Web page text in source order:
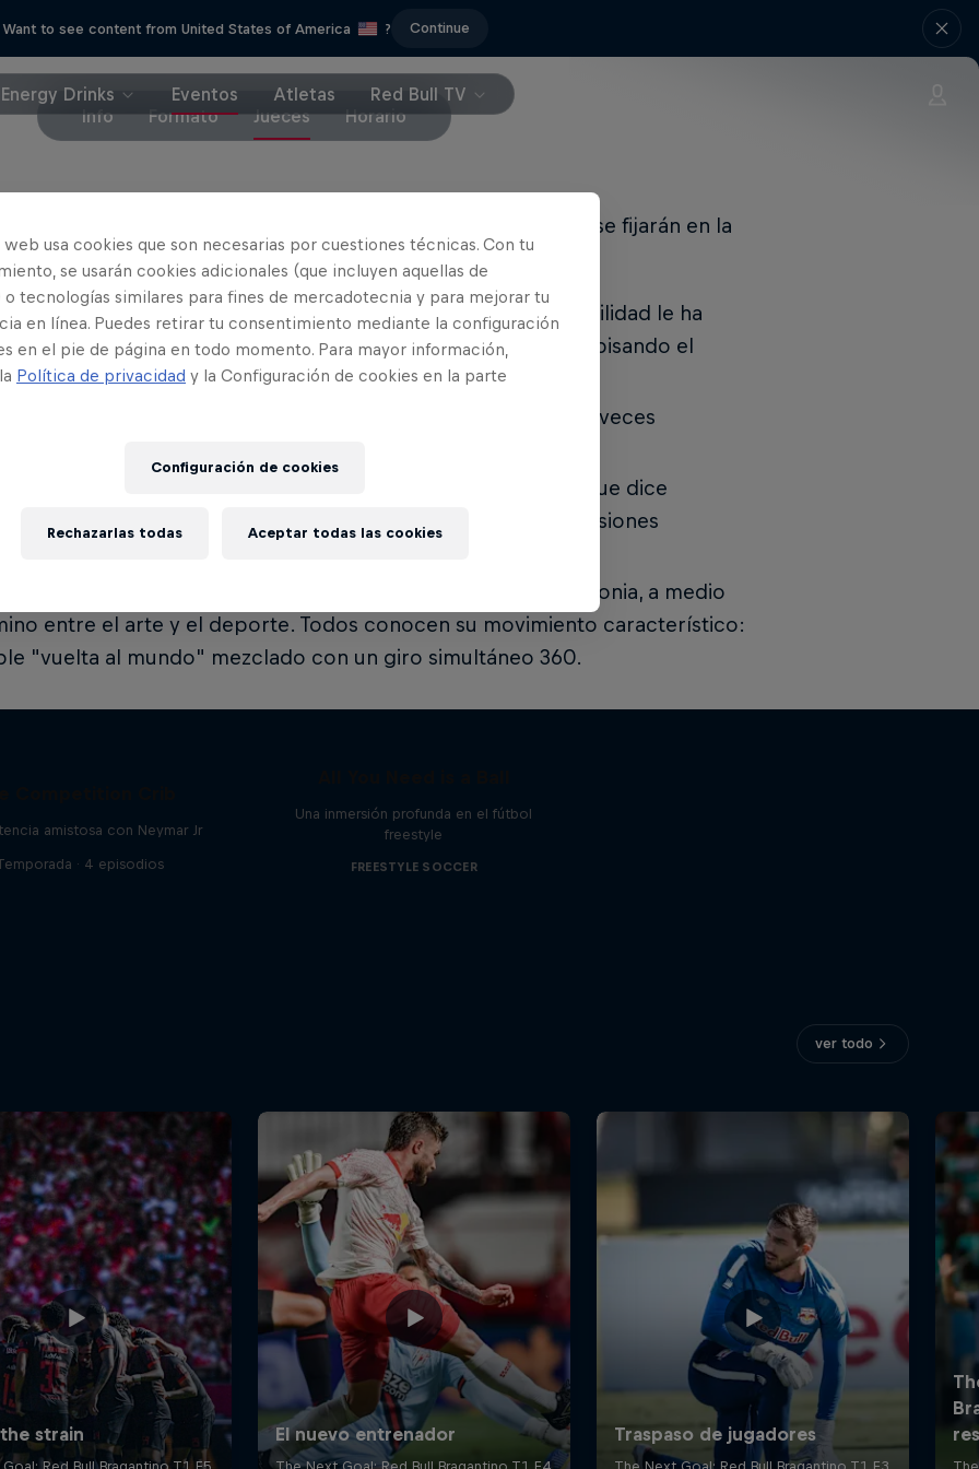
Want to see content from United States of America ? Continue
Energy Drinks Eventos Atletas
Red Bull TV
Info
Formato Jueces Horario
de la Final Mundial del 2021 del Red Bull Street Style y que se fijarán en la
dificultad y originalidad son:
Sanz( @javifreestyler
): Futbolista freestyle español cuya habilidad le ha
a actuar en la Champions League o el Mundial de fútbol, pisando el
de estadios como el Camp Nou o el Santiago Bernabéu.
): Jugadora húngara que ha llegado a ser 4 veces
): Tiene en su brazo un tatuaje que dice
así que hay poco que añadir. Ha sido en múltiples ocasiones
): Uno de los primeros freestylers de Polonia, a medio
entre el arte y el deporte. Todos conocen su movimiento característico:
"vuelta al mundo" mezclado con un giro simultáneo 360.
amistosa con Neymar Jr
· 4 episodios
Una inmersión profunda en el fútbol
freestyle
FREESTYLE SOCCER
ver todo
web usa cookies que son necesarias por cuestiones técnicas. Con tu
se usarán cookies adicionales (que incluyen aquellas de
tecnologías similares para fines de mercadotecnia y para mejorar tu
en línea. Puedes retirar tu consentimiento mediante la configuración
en el pie de página en todo momento. Para mayor información,
Política de privacidad y la Configuración de cookies en la parte
Configuración de cookies
Rechazarlas todas Aceptar todas las cookies